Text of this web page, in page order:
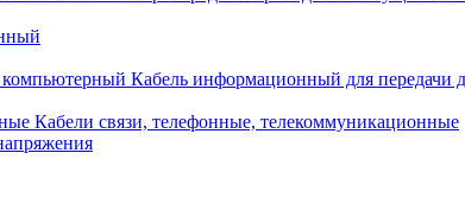
Кабель информационный для передачи
Кабели связи, телефонные, телекоммуникационные